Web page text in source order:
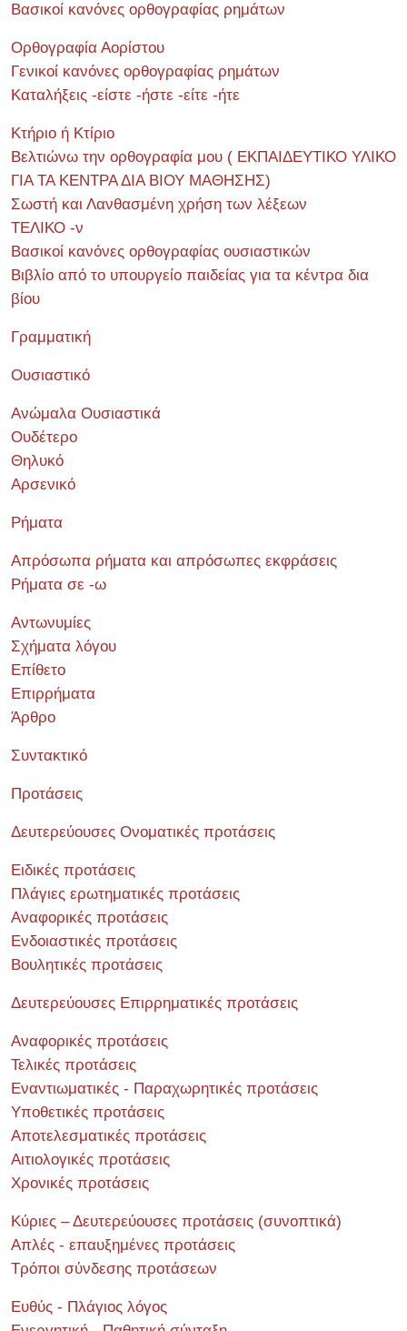
Βασικοί κανόνες ορθογραφίας ρημάτων
Ορθογραφία Αορίστου
Γενικοί κανόνες ορθογραφίας ρημάτων
Καταλήξεις -είστε -ήστε -είτε -ήτε
Κτήριο ή Κτίριο
Βελτιώνω την ορθογραφία μου ( ΕΚΠΑΙΔΕΥΤΙΚΟ ΥΛΙΚΟ
ΓΙΑ ΤΑ ΚΕΝΤΡΑ ΔΙΑ ΒΙΟΥ ΜΑΘΗΣΗΣ)
Σωστή και Λανθασμένη χρήση των λέξεων
ΤΕΛΙΚΟ -ν
Βασικοί κανόνες ορθογραφίας ουσιαστικών
Βιβλίο από το υπουργείο παιδείας για τα κέντρα δια
βίου
Γραμματική
Ουσιαστικό
Ανώμαλα Ουσιαστικά
Ουδέτερο
Θηλυκό
Αρσενικό
Ρήματα
Απρόσωπα ρήματα και απρόσωπες εκφράσεις
Ρήματα σε -ω
Αντωνυμίες
Σχήματα λόγου
Επίθετο
Επιρρήματα
Άρθρο
Συντακτικό
Προτάσεις
Δευτερεύουσες Ονοματικές προτάσεις
Ειδικές προτάσεις
Πλάγιες ερωτηματικές προτάσεις
Αναφορικές προτάσεις
Ενδοιαστικές προτάσεις
Βουλητικές προτάσεις
Δευτερεύουσες Επιρρηματικές προτάσεις
Αναφορικές προτάσεις
Τελικές προτάσεις
Εναντιωματικές - Παραχωρητικές προτάσεις
Υποθετικές προτάσεις
Αποτελεσματικές προτάσεις
Αιτιολογικές προτάσεις
Χρονικές προτάσεις
Κύριες – Δευτερεύουσες προτάσεις (συνοπτικά)
Απλές - επαυξημένες προτάσεις
Τρόποι σύνδεσης προτάσεων
Ευθύς - Πλάγιος λόγος